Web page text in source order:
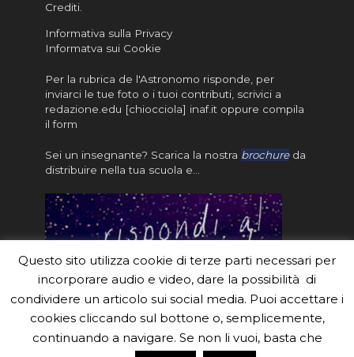
Crediti.
Informativa sulla Privacy
Informatva sui Cookie
Per la rubrica de l'Astronomo risponde, per
inviarci le tue foto o i tuoi contributi, scrivici a
redazione.edu [chiocciola] inaf.it oppure compila
il form
Sei un insegnante? Scarica la nostra brochureda
distribuire nella tua scuola e…
#eduinaf #inaf #astronomyforabetterworld.
Questo sito utilizza cookie di terze parti necessari per
incorporare audio e video, dare la possibilità di
condividere un articolo sui social media. Puoi accettare i
cookies cliccando sul bottone o, semplicemente,
continuando a navigare. Se non li vuoi, basta che